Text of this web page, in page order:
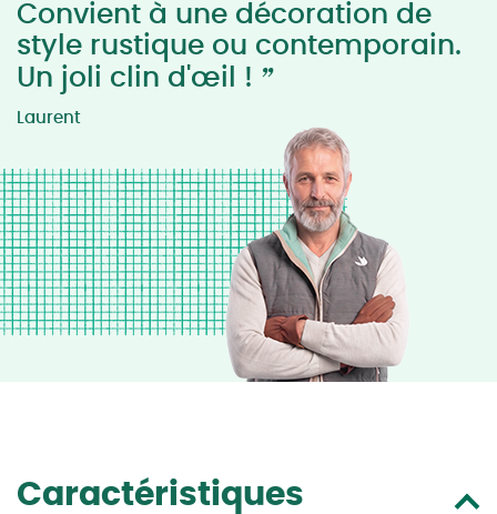
Convient à une décoration de
style rustique ou contemporain.
Un joli clin d'œil ! ”
Laurent
Caractéristiques